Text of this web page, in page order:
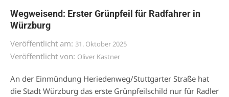
Wegweisend: Erster Grünpfeil für Radfahrer in
Würzburg
Veröffentlicht am: 31. Oktober 2025
Veröffentlicht von: Oliver Kastner
An der Einmündung Heriedenweg/Stuttgarter Straße hat
die Stadt Würzburg das erste Grünpfeilschild nur für Radler